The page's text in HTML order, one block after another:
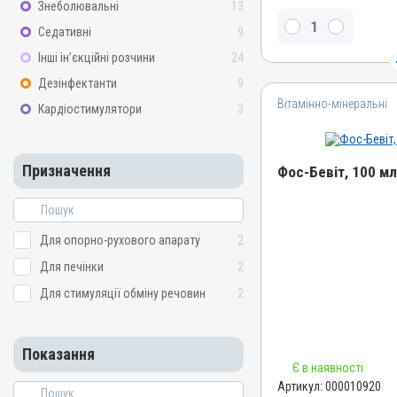
Знеболювальні
13
Седативні
9
Інші ін’єкційні розчини
24
Дезінфектанти
9
Кардіостимулятори
3
Призначення
Для опорно-рухового апарату
2
Для печінки
2
Для стимуляції обміну речовин
2
Показання
Декстрановий комплекс
заліза
ВРХ, Вівці, Свині, Хутрові
Застосування
Для стимуляції обміну
Вітамінно-мінеральні
Фос-Бевіт, 100
АВ-04934-01-13
Є в наявності
Артикул: 000010920